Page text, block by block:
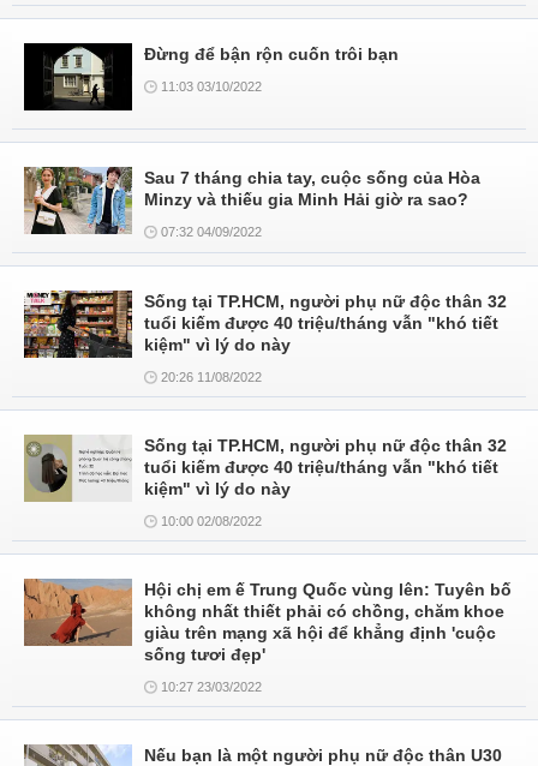
Đừng để bận rộn cuốn trôi bạn
11:03 03/10/2022
Sau 7 tháng chia tay, cuộc sống của Hòa
Minzy và thiếu gia Minh Hải giờ ra sao?
07:32 04/09/2022
Sống tại TP.HCM, người phụ nữ độc thân 32
tuổi kiếm được 40 triệu/tháng vẫn "khó tiết
kiệm" vì lý do này
20:26 11/08/2022
Sống tại TP.HCM, người phụ nữ độc thân 32
tuổi kiếm được 40 triệu/tháng vẫn "khó tiết
kiệm" vì lý do này
10:00 02/08/2022
Hội chị em ế Trung Quốc vùng lên: Tuyên bố
không nhất thiết phải có chồng, chăm khoe
giàu trên mạng xã hội để khẳng định 'cuộc
sống tươi đẹp'
10:27 23/03/2022
Nếu bạn là một người phụ nữ độc thân U30